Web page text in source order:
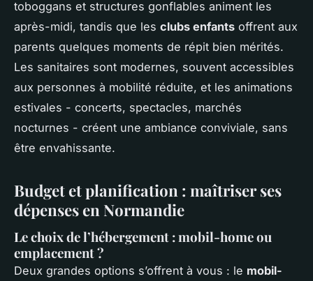
toboggans et structures gonflables animent les
après-midi, tandis que les clubs enfants offrent aux
parents quelques moments de répit bien mérités.
Les sanitaires sont modernes, souvent accessibles
aux personnes à mobilité réduite, et les animations
estivales - concerts, spectacles, marchés
nocturnes - créent une ambiance conviviale, sans
être envahissante.
Budget et planification : maîtriser ses
dépenses en Normandie
Le choix de l’hébergement : mobil-home ou
emplacement ?
Deux grandes options s’offrent à vous : le mobil-